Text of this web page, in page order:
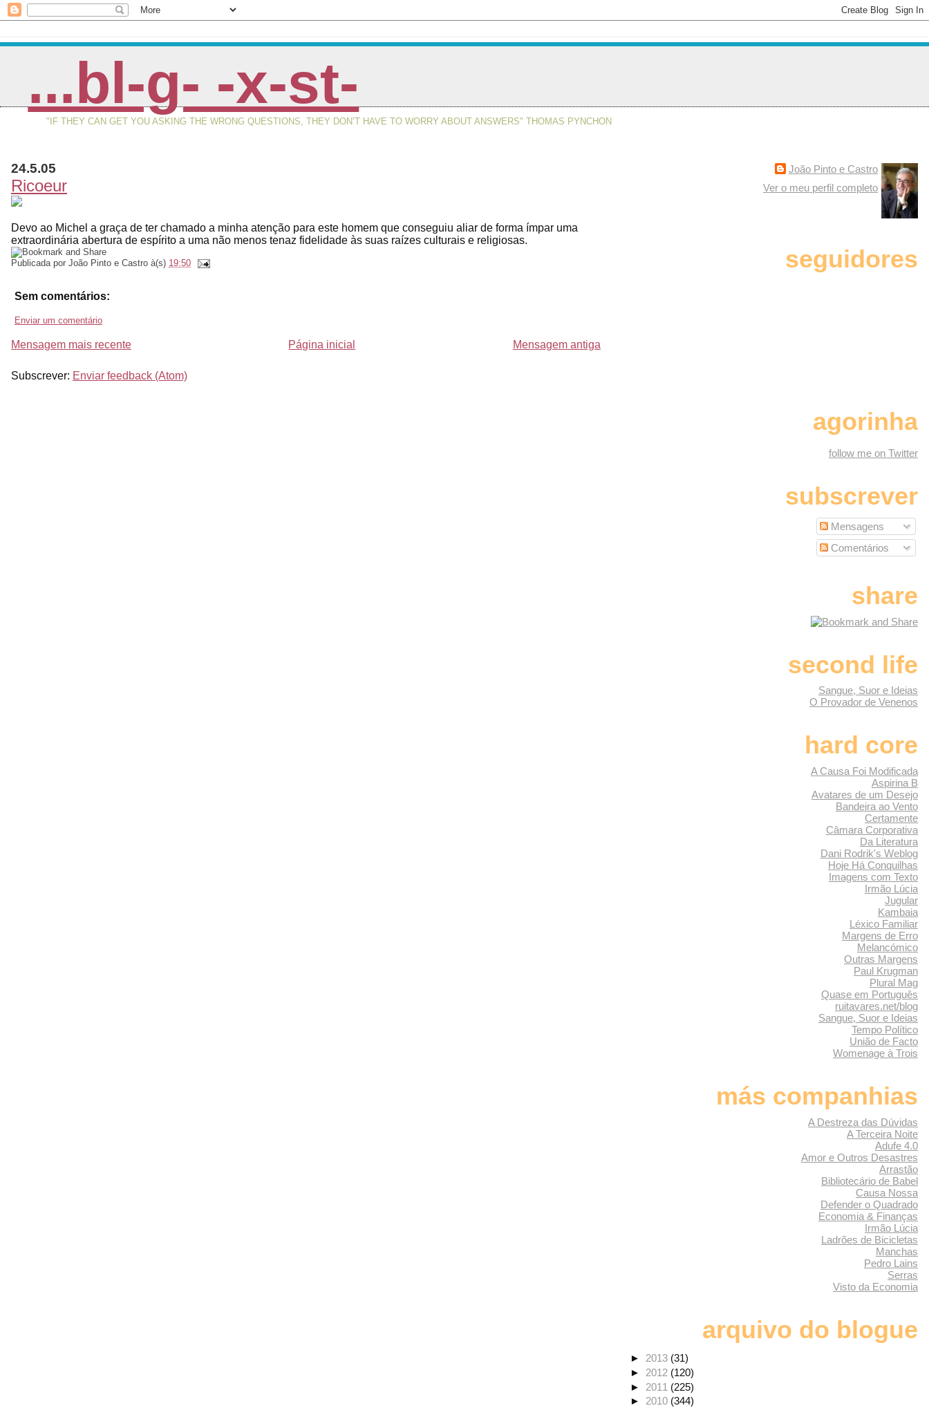
...bl-g- -x-st-
"IF THEY CAN GET YOU ASKING THE WRONG QUESTIONS, THEY DON’T HAVE TO WORRY ABOUT ANSWERS" THOMAS PYNCHON
24.5.05
Ricoeur
Devo ao Michel a graça de ter chamado a minha atenção para este homem que conseguiu aliar de forma ímpar uma
extraordinária abertura de espírito a uma não menos tenaz fidelidade às suas raízes culturais e religiosas.
Publicada por João Pinto e Castro à(s) 19:50
Sem comentários:
Enviar um comentário
Mensagem mais recente Mensagem antiga
Página inicial
Subscrever: Enviar feedback (Atom)
João Pinto e Castro
Ver o meu perfil completo
seguidores
agorinha
follow me on Twitter
subscrever
Mensagens
Comentários
share
second life
Sangue, Suor e Ideias
O Provador de Venenos
hard core
A Causa Foi Modificada
Aspirina B
Avatares de um Desejo
Bandeira ao Vento
Certamente
Câmara Corporativa
Da Literatura
Dani Rodrik's Weblog
Hoje Há Conquilhas
Imagens com Texto
Irmão Lúcia
Jugular
Kambaia
Léxico Familiar
Margens de Erro
Melancómico
Outras Margens
Paul Krugman
Plural Mag
Quase em Português
ruitavares.net/blog
Sangue, Suor e Ideias
Tempo Político
União de Facto
Womenage à Trois
más companhias
A Destreza das Dúvidas
A Terceira Noite
Adufe 4.0
Amor e Outros Desastres
Arrastão
Bibliotecário de Babel
Causa Nossa
Defender o Quadrado
Economia & Finanças
Irmão Lúcia
Ladrões de Bicicletas
Manchas
Pedro Lains
Serras
Visto da Economia
arquivo do blogue
► 2013 (31)
► 2012 (120)
► 2011 (225)
►2010 (344)